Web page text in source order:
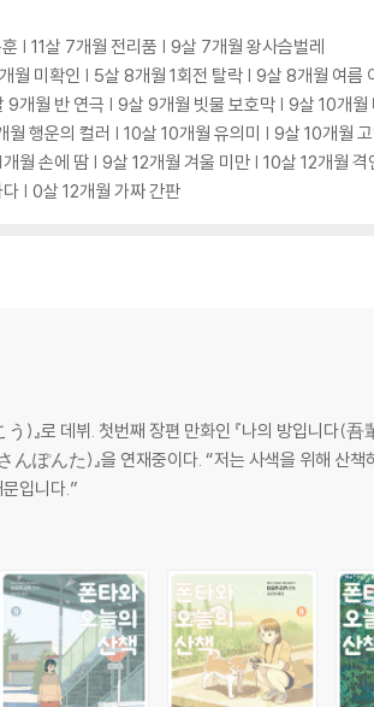
| 11살 7개월 전리품 | 9살 7개월 왕사슴벌레
월 미확인 | 5살 8개월 1회전 탈락 | 9살 8개월 여름
개월 반 연극 | 9살 9개월 빗물 보호막 | 9살 10개월
행운의 컬러 | 10살 10개월 유의미 | 9살 10개월
월 손에 땀 | 9살 12개월 겨울 미만 | 10살 12개월 격
| 0살 12개월 가짜 간판
)』로 데뷔. 첫번째 장편 만화인 『나의 방입니다(
んぽんた)』을 연재중이다. “저는 사색을 위해 산
입니다.”